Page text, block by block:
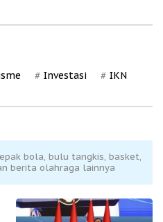
Investasi IKN
bola, bulu tangkis, basket,
berita olahraga lainnya